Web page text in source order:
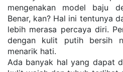
mengenakan model baju
Benar, kan? Hal ini tentunya
lebih merasa percaya diri.
dengan kulit putih bersih
menarik hati.
Ada banyak hal yang dapat